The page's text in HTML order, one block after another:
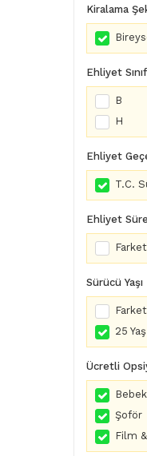
Kiralama
Ehliyet
B
H
Ehliyet
T.C.
Ehliyet
Sürücü Yaşı
25
Ücretli
Şoför
Film